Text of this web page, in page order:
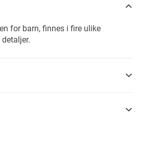
for barn, finnes i fire ulike